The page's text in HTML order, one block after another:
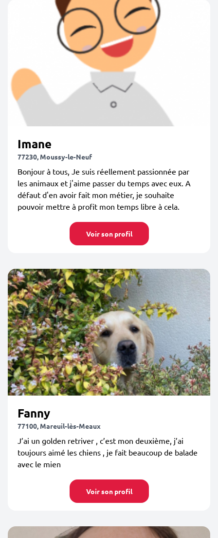
Imane
77230, Moussy-le-Neuf
Bonjour à tous, Je suis réellement passionnée par
les animaux et j'aime passer du temps avec eux. A
défaut d'en avoir fait mon métier, je souhaite
pouvoir mettre à profit mon temps libre à cela.
Voir son profil
Fanny
77100, Mareuil-lès-Meaux
J’ai un golden retriver , c’est mon deuxième, j’ai
toujours aimé les chiens , je fait beaucoup de balade
avec le mien
Voir son profil